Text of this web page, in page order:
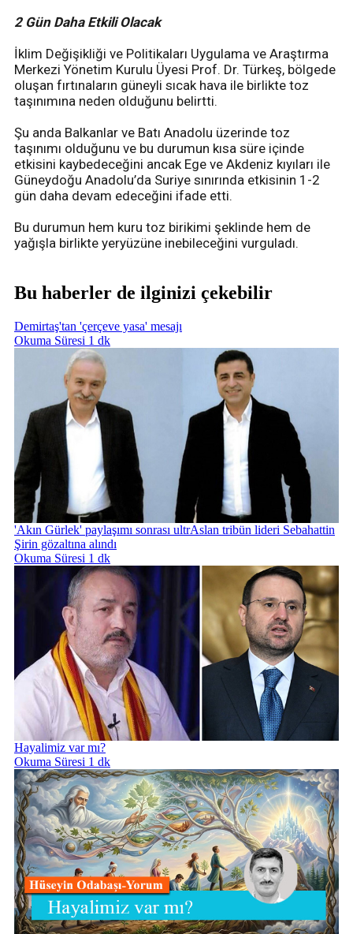
2 Gün Daha Etkili Olacak
İklim Değişikliği ve Politikaları Uygulama ve Araştırma
Merkezi Yönetim Kurulu Üyesi Prof. Dr. Türkeş, bölgede
oluşan fırtınaların güneyli sıcak hava ile birlikte toz
taşınımına neden olduğunu belirtti.
Şu anda Balkanlar ve Batı Anadolu üzerinde toz
taşınımı olduğunu ve bu durumun kısa süre içinde
etkisini kaybedeceğini ancak Ege ve Akdeniz kıyıları ile
Güneydoğu Anadolu’da Suriye sınırında etkisinin 1-2
gün daha devam edeceğini ifade etti.
Bu durumun hem kuru toz birikimi şeklinde hem de
yağışla birlikte yeryüzüne inebileceğini vurguladı.
Bu haberler de ilginizi çekebilir
Demirtaş'tan 'çerçeve yasa' mesajı
Okuma Süresi 1 dk
'Akın Gürlek' paylaşımı sonrası ultrAslan tribün lideri Sebahattin
Şirin gözaltına alındı
Okuma Süresi 1 dk
Hayalimiz var mı?
Okuma Süresi 1 dk